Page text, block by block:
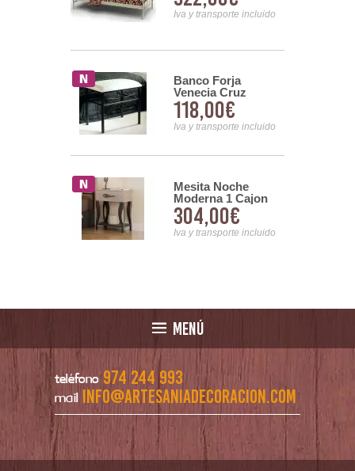
Iva y transporte incluido
Banco Forja
Venecia Cruz
118,00€
Iva y transporte incluido
Mesita Noche
Moderna 1 Cajon
Tirador Metalico
Serie Anak
304,00€
Iva y transporte incluido
MENÚ
teléfono 974 244 993
mail info@artesaniadecoracion.com